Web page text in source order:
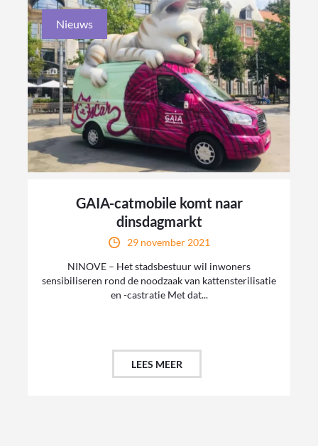
Nieuws
GAIA-catmobile komt naar
dinsdagmarkt
29 november 2021
NINOVE – Het stadsbestuur wil inwoners
sensibiliseren rond de noodzaak van kattensterilisatie
en -castratie Met dat...
LEES MEER